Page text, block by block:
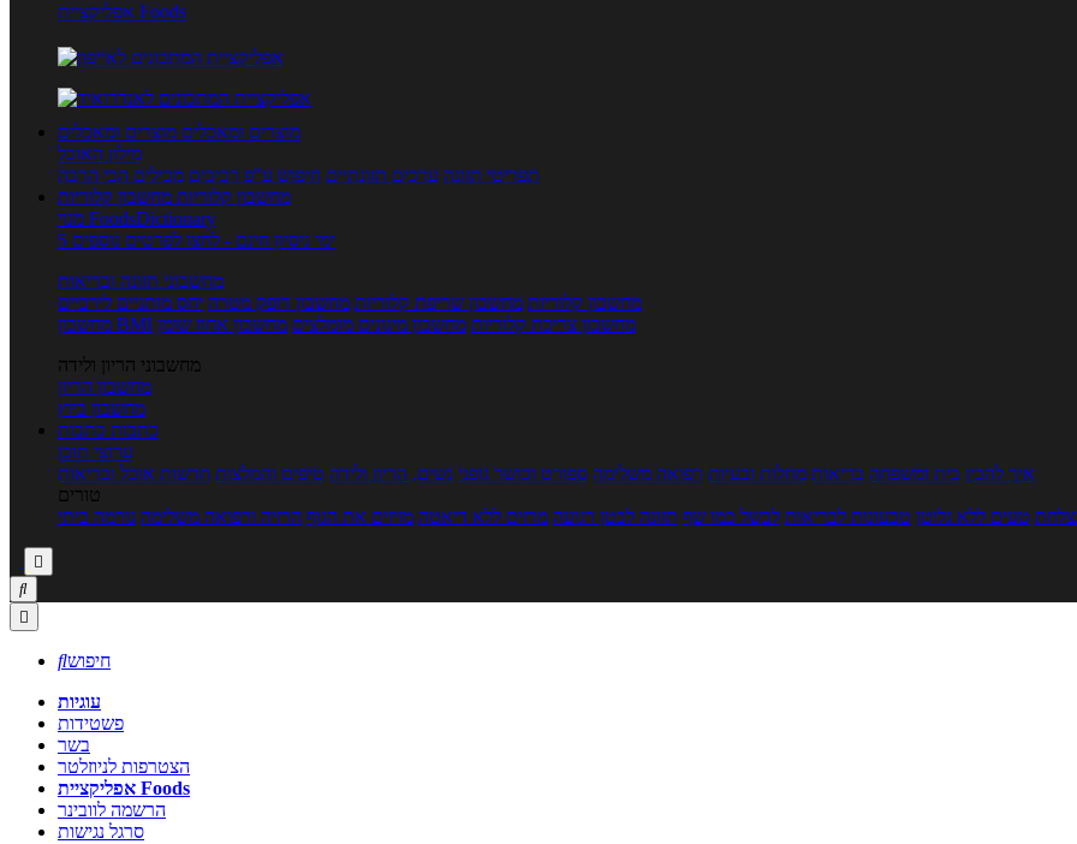
אפליקציית Foods
מוצרים ומאכלים מוצרים ומאכלים
מילון האוכל
תפריטי תזונה ערכים תזונתיים חיפוש ע"פ רכיבים מכילים הכי הרבה
מחשבון קלוריות מחשבון קלוריות
מנוי FoodsDictionary
5 ימי ניסיון חינם - לחצו לפרטים נוספים
מחשבוני תזונה ובריאות
מחשבון קלוריות מחשבון שריפת קלוריות מחשבון דופק מטרה יחס מותניים לירכיים
מחשבון BMI
מחשבון צריכת קלוריות מחשבון מינונים מומלצים מחשבון אחוז שומן
מחשבוני הריון ולידה
מחשבון הריון
מחשבון ביוץ
כתבות כתבות
ערוצי תוכן
איך להכין בית ומשפחה בריאות מחלות ובעיות רפואה משלימה ספורט וכושר גופני נשים, הריון ולידה טיפים והמלצות חדשות אוכל ובריאות
טורים
טעים ללא גלוטן טבעונות לבריאות לבשל כמו שף תזונה לבטן רגועה מרזים ללא דיאטה מזיזים את הגוף הרזיה ורפואה משלימה גורמה ביתי



חיפוש
עוגיות
פשטידות
בשר
הצטרפות לניוזלטר
אפליקציית Foods
הרשמה לוובינר
סרגל נגישות